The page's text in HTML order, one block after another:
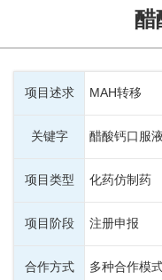
醋
项目述求 MAH转移
关键字 醋酸钙口服液
项目类型 化药仿制药
项目阶段 注册申报
合作方式 多种合作模